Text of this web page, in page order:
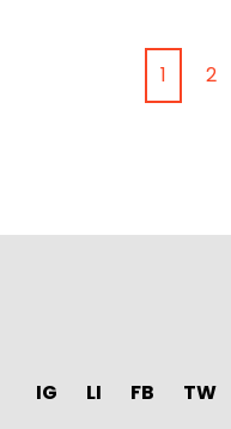
1 2
IG LI FB TW